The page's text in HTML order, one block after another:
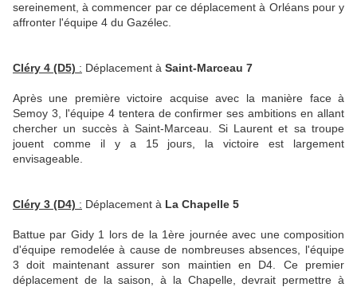
sereinement, à commencer par ce déplacement à Orléans pour y
affronter l'équipe 4 du Gazélec.
Cléry 4 (D5) : Déplacement à Saint-Marceau 7
Après une première victoire acquise avec la manière face à
Semoy 3, l'équipe 4 tentera de confirmer ses ambitions en allant
chercher un succès à Saint-Marceau. Si Laurent et sa troupe
jouent comme il y a 15 jours, la victoire est largement
envisageable.
Cléry 3 (D4) : Déplacement à La Chapelle 5
Battue par Gidy 1 lors de la 1ère journée avec une composition
d'équipe remodelée à cause de nombreuses absences, l'équipe
3 doit maintenant assurer son maintien en D4. Ce premier
déplacement de la saison, à la Chapelle, devrait permettre à